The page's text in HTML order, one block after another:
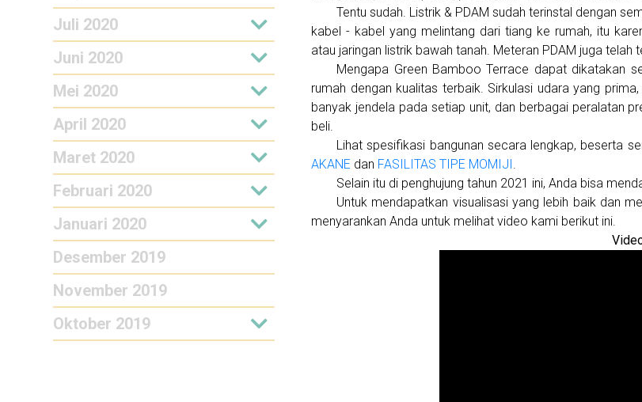
Juli 2020
Juni 2020
Mei 2020
April 2020
Maret 2020
Februari 2020
Januari 2020
Desember 2019
November 2019
Oktober 2019
Tentu sudah. Listrik & PDAM sudah terinstal dengan
kabel - kabel yang melintang dari tiang ke rumah, itu
atau jaringan listrik bawah tanah. Meteran PDAM juga
Mengapa Green Bamboo Terrace dapat dikatakan
rumah dengan kualitas terbaik. Sirkulasi udara yang
banyak jendela pada setiap unit, dan berbagai peralatan
beli.
Lihat spesifikasi bangunan secara lengkap, beserta
AKANE dan FASILITAS TIPE MOMIJI.
Selain itu di penghujung tahun 2021 ini, Anda bisa
Untuk mendapatkan visualisasi yang lebih baik dan
menyarankan Anda untuk melihat video kami berikut ini.